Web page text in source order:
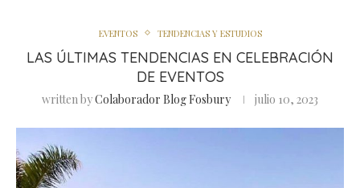
EVENTOS TENDENCIAS Y ESTUDIOS
LAS ÚLTIMAS TENDENCIAS EN CELEBRACIÓN
DE EVENTOS
written byColaborador Blog Fosbury julio 10, 2023